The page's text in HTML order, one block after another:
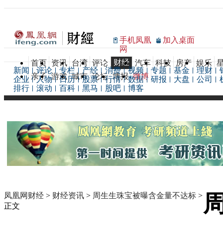
手机凤凰
网
加入桌面
首页 资讯 台湾 评论 财经 汽车 科技 房产 娱乐
亲子 游戏 城市 论坛 博报 微博
新闻 评论 专栏 产经 消费 视频 专题 基金 理财
企业
人物 日历 股票 行情 数据 研报 大盘 公司
排行
滚动 百科 黑马 股吧 博客
凤凰网财经 > 财经资讯 > 周生生珠宝被曝含金量不达标 >
正文